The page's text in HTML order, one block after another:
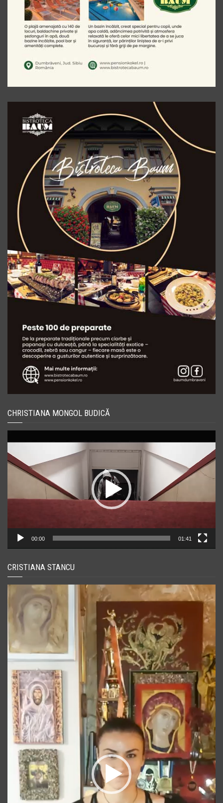
CHRISTIANA MONGOL BUDICĂ
video
00:00 01:41
CRISTIANA STANCU
Player